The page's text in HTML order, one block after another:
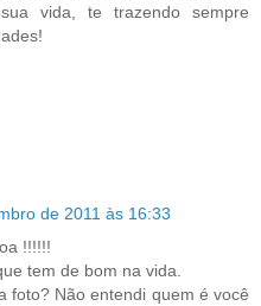
vida, te trazendo sempre
de 2011 às 16:33
!!!!!!
tem de bom na vida.
foto? Não entendi quem é você